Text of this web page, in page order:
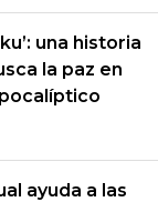
una historia
la paz en
ayuda a las